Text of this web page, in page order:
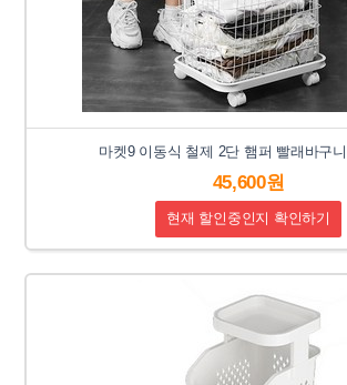
마켓9 이동식 철제 2단 햄퍼 빨래바구
45,600원
현재 할인중인지 확인하기